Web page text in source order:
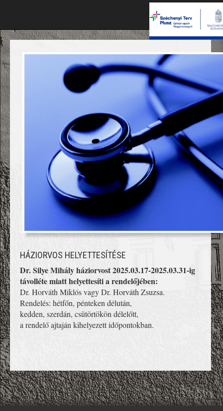
HÁZIORVOS HELYETTESÍTÉSE
Dr. Silye Mihály háziorvost 2025.03.17-2025.03.31-ig
távolléte miatt helyettesíti a rendelőjében:
Dr. Horváth Miklós vagy Dr. Horváth Zsuzsa.
Rendelés: hétfőn, pénteken délután,
kedden, szerdán, csütörtökön délelőtt,
a rendelő ajtaján kihelyezett időpontokban.
';